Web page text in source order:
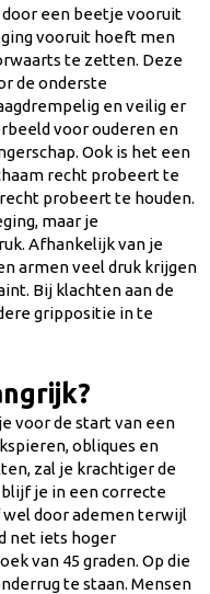
een beetje vooruit
vooruit hoeft men
te zetten. Deze
de onderste
en veilig er
voor ouderen en
Ook is het een
recht probeert te
probeert te houden.
maar je
Afhankelijk van je
armen veel druk krijgen
Bij klachten aan de
grippositie in te
voor de start van een
obliques en
zal je krachtiger de
je in een correcte
door ademen terwijl
net iets hoger
van 45 graden. Op die
te staan. Mensen